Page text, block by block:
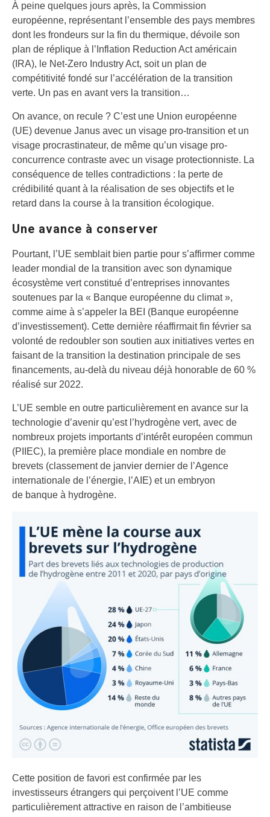
À peine quelques jours après, la Commission
européenne, représentant l’ensemble des pays membres
dont les frondeurs sur la fin du thermique, dévoile son
plan de réplique à l’Inflation Reduction Act américain
(IRA), le Net-Zero Industry Act, soit un plan de
compétitivité fondé sur l’accélération de la transition
verte. Un pas en avant vers la transition…
On avance, on recule ? C’est une Union européenne
(UE) devenue Janus avec un visage pro-transition et un
visage procrastinateur, de même qu’un visage pro-
concurrence contraste avec un visage protectionniste. La
conséquence de telles contradictions : la perte de
crédibilité quant à la réalisation de ses objectifs et le
retard dans la course à la transition écologique.
Une avance à conserver
Pourtant, l’UE semblait bien partie pour s’affirmer comme
leader mondial de la transition avec son dynamique
écosystème vert constitué d’entreprises innovantes
soutenues par la « Banque européenne du climat »,
comme aime à s’appeler la BEI (Banque européenne
d’investissement). Cette dernière réaffirmait fin février sa
volonté de redoubler son soutien aux initiatives vertes en
faisant de la transition la destination principale de ses
financements, au-delà du niveau déjà honorable de 60 %
réalisé sur 2022.
L’UE semble en outre particulièrement en avance sur la
technologie d’avenir qu’est l’hydrogène vert, avec de
nombreux projets importants d’intérêt européen commun
(PIIEC), la première place mondiale en nombre de
brevets (classement de janvier dernier de l’Agence
internationale de l’énergie, l’AIE) et un embryon
de banque à hydrogène.
Cette position de favori est confirmée par les
investisseurs étrangers qui perçoivent l’UE comme
particulièrement attractive en raison de l’ambitieuse